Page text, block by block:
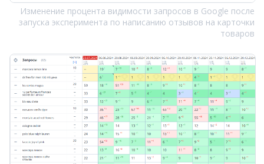
Изменение процента видимости запросов в Google после
запуска эксперимента по написанию отзывов на карточки
товаров